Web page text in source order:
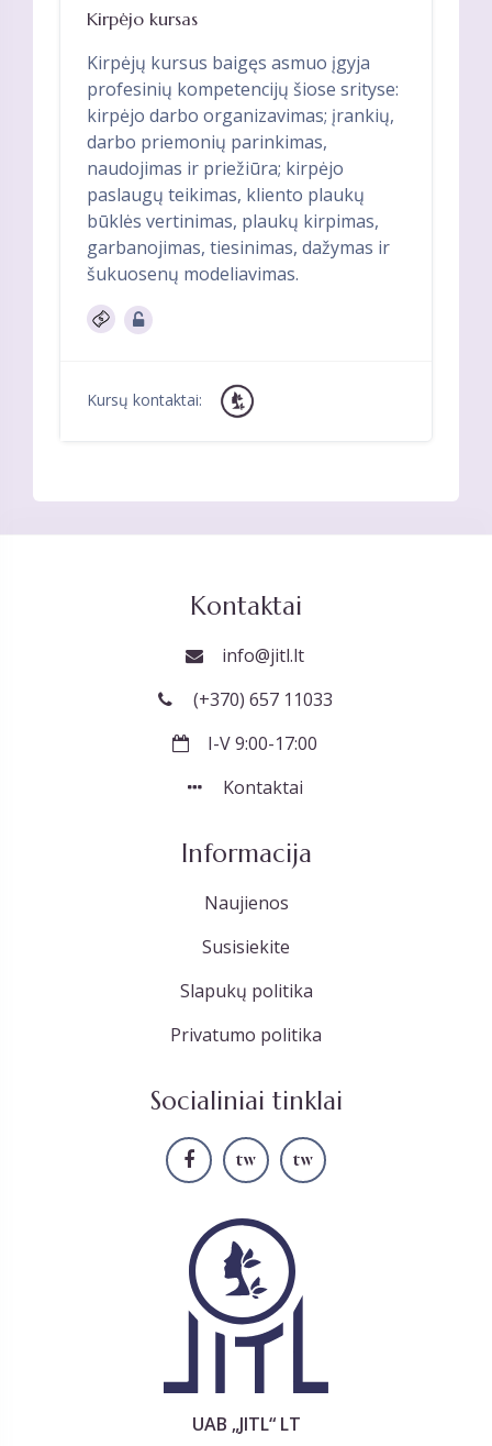
Kirpėjo kursas
Kirpėjų kursus baigęs asmuo įgyja
profesinių kompetencijų šiose srityse:
kirpėjo darbo organizavimas; įrankių,
darbo priemonių parinkimas,
naudojimas ir priežiūra; kirpėjo
paslaugų teikimas, kliento plaukų
būklės vertinimas, plaukų kirpimas,
garbanojimas, tiesinimas, dažymas ir
šukuosenų modeliavimas.
Kursų kontaktai:
Kontaktai
info@jitl.lt
(+370) 657 11033
I-V 9:00-17:00
Kontaktai
Informacija
Naujienos
Susisiekite
Slapukų politika
Privatumo politika
Socialiniai tinklai
UAB „JITL“ LT